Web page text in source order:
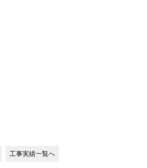
工事実績一覧へ